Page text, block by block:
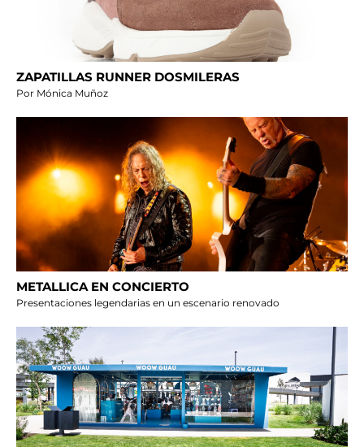
ZAPATILLAS RUNNER DOSMILERAS
Por Mónica Muñoz
METALLICA EN CONCIERTO
Presentaciones legendarias en un escenario renovado